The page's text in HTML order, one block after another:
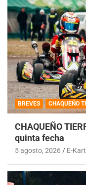
BREVES CHAQUEÑO
CHAQUEÑO
quinta fecha
5 agosto, 2026 E-Kart